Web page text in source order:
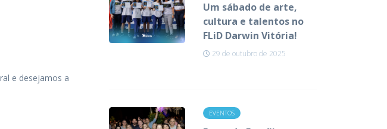
e desejamos a
Um sábado de arte,
cultura e talentos no
FLiD Darwin Vitória!
29 de outubro de 2025
EVENTOS